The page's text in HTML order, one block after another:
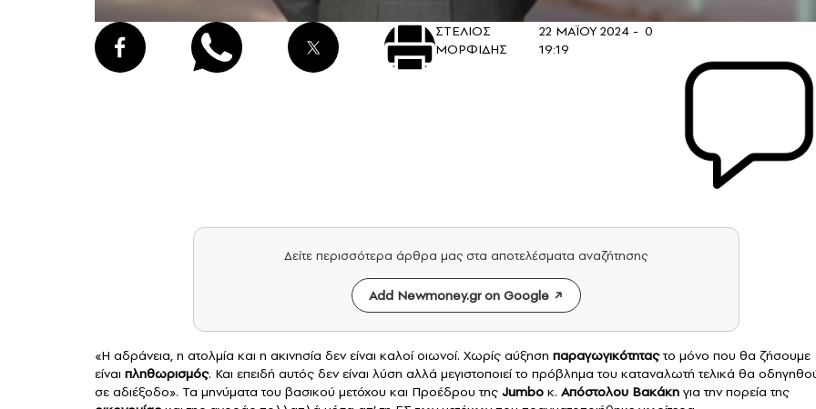
ΣΤΕΛΙΟΣ
ΜΟΡΦΙΔΗΣ
22 ΜΑΪΟΥ 2024 -
19:19
0
Δείτε περισσότερα άρθρα μας στα αποτελέσματα αναζήτησης
Add Newmoney.gr on Google
«Η αδράνεια, η ατολμία και η ακινησία δεν είναι καλοί οιωνοί. Χωρίς αύξηση παραγωγικότηταςτο μόνο που θα ζήσουμε
είναι πληθωρισμός. Και επειδή αυτός δεν είναι λύση αλλά μεγιστοποιεί το πρόβλημα του καταναλωτή τελικά θα
σε αδιέξοδο». Τα μηνύματα του βασικού μετόχου και Προέδρου της Jumbo κ. Απόστολου Βακάκη για την πορεία της